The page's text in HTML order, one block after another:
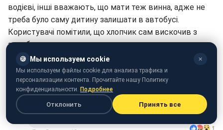
водієві, інші вважають, що мати теж винна, адже не
треба було саму дитину залишати в автобусі.
Користувачі помітили, що хлопчик сам вискочив з
автобусу.
"То не водій винен, а жінка, яка лишила дитину в
маршрутці - хлопчик перелякався і вискочив. Винна
жінка", - вважає Олеся Горобець.
🍪 Мы используем cookie ✕
Мы используем файлы cookie для анализа трафика и
персонализации контента. Прочитайте нашу Политику
конфиденциальности. Подробнее
Отклонить Принять все